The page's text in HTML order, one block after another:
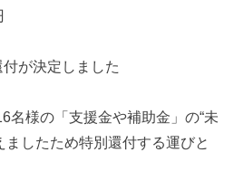
が決定しました
名様の「支援金や補助金」の“未
ましたため特別還付する運びと